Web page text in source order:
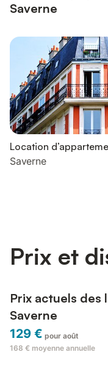
Saverne
Location
Saverne
Prix et
Prix actuels des
Saverne
129 € pour août
168 € moyenne annuelle